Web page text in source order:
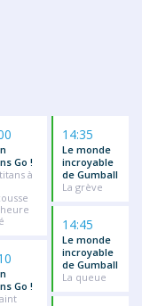
Go !
à
Go !
14:35
Le monde
incroyable
de Gumball
La grève
14:45
Le monde
incroyable
de Gumball
La queue